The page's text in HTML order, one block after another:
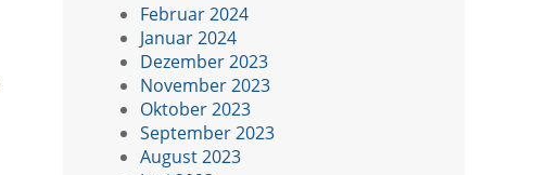
Februar 2024
Januar 2024
Dezember 2023
November 2023
Oktober 2023
September 2023
August 2023